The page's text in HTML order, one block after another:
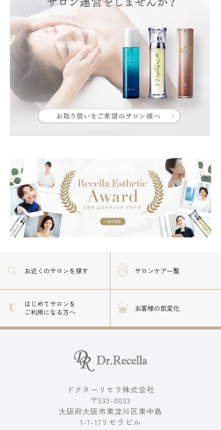
お近くのサロンを探す サロンケア一覧
はじめてサロンを
ご利用になる方へ
お客様の肌変化
ドクターリセラ株式会社
〒533-0033
大阪府大阪市東淀川区東中島
1-7-17リセラビル